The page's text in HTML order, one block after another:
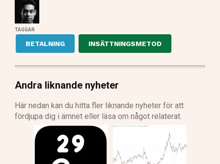
TAGGAR
BETALNING INSÄTTNINGSMETOD
Andra liknande nyheter
Här nedan kan du hitta fler liknande nyheter för att
fördjupa dig i ämnet eller läsa om något relaterat.